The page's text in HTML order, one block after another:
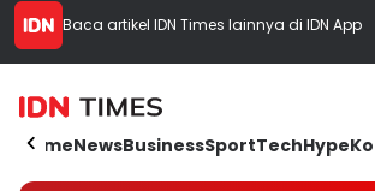
Baca artikel IDN Times lainnya di IDN App
HomeNewsBusinessSportTechHype